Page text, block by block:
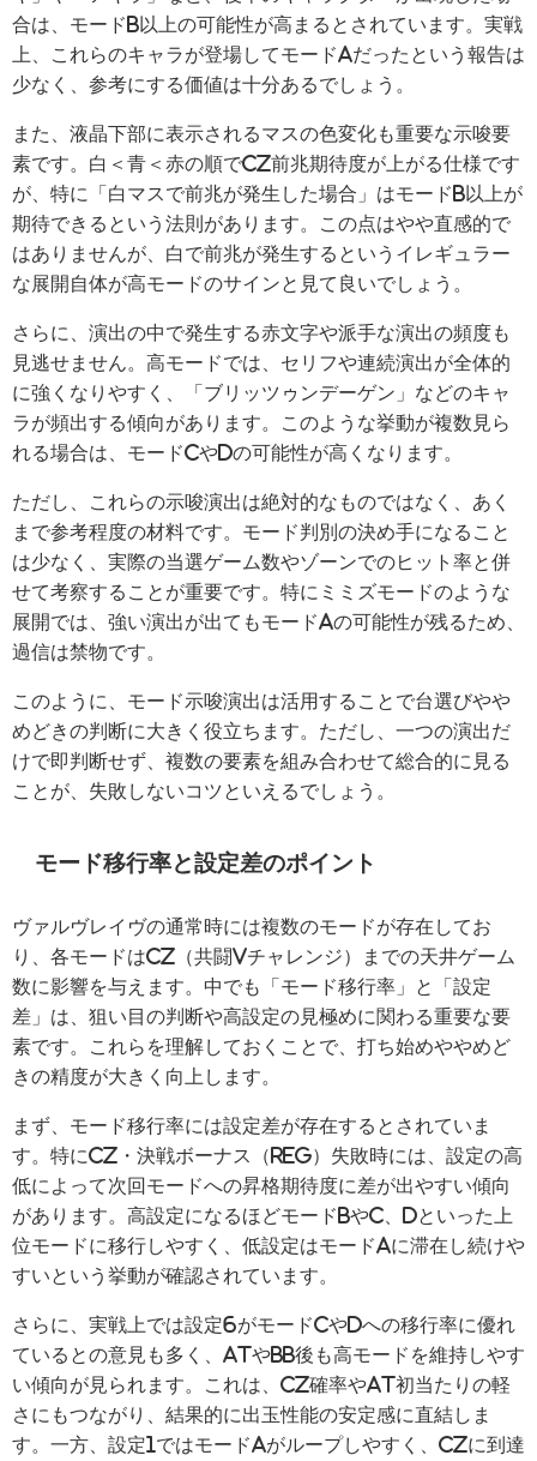
合は、モードB以上の可能性が高まるとされています。実戦
上、これらのキャラが登場してモードAだったという報告は
少なく、参考にする価値は十分あるでしょう。
また、液晶下部に表示されるマスの色変化も重要な示唆要
素です。白＜青＜赤の順でCZ前兆期待度が上がる仕様です
が、特に「白マスで前兆が発生した場合」はモードB以上が
期待できるという法則があります。この点はやや直感的で
はありませんが、白で前兆が発生するというイレギュラー
な展開自体が高モードのサインと見て良いでしょう。
さらに、演出の中で発生する赤文字や派手な演出の頻度も
見逃せません。高モードでは、セリフや連続演出が全体的
に強くなりやすく、「ブリッツゥンデーゲン」などのキャ
ラが頻出する傾向があります。このような挙動が複数見ら
れる場合は、モードCやDの可能性が高くなります。
ただし、これらの示唆演出は絶対的なものではなく、あく
まで参考程度の材料です。モード判別の決め手になること
は少なく、実際の当選ゲーム数やゾーンでのヒット率と併
せて考察することが重要です。特にミミズモードのような
展開では、強い演出が出てもモードAの可能性が残るため、
過信は禁物です。
このように、モード示唆演出は活用することで台選びやや
めどきの判断に大きく役立ちます。ただし、一つの演出だ
けで即判断せず、複数の要素を組み合わせて総合的に見る
ことが、失敗しないコツといえるでしょう。
モード移行率と設定差のポイント
ヴァルヴレイヴの通常時には複数のモードが存在してお
り、各モードはCZ（共闘Vチャレンジ）までの天井ゲーム
数に影響を与えます。中でも「モード移行率」と「設定
差」は、狙い目の判断や高設定の見極めに関わる重要な要
素です。これらを理解しておくことで、打ち始めややめど
きの精度が大きく向上します。
まず、モード移行率には設定差が存在するとされていま
す。特にCZ・決戦ボーナス（REG）失敗時には、設定の高
低によって次回モードへの昇格期待度に差が出やすい傾向
があります。高設定になるほどモードBやC、Dといった上
位モードに移行しやすく、低設定はモードAに滞在し続けや
すいという挙動が確認されています。
さらに、実戦上では設定6がモードCやDへの移行率に優れ
ているとの意見も多く、ATやBB後も高モードを維持しやす
い傾向が見られます。これは、CZ確率やAT初当たりの軽
さにもつながり、結果的に出玉性能の安定感に直結しま
す。一方、設定1ではモードAがループしやすく、CZに到達